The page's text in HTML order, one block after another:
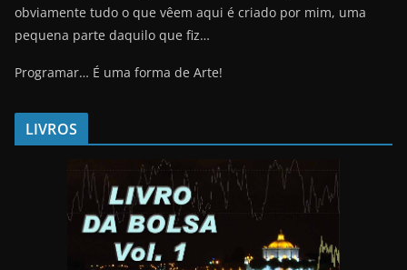
obviamente tudo o que vêem aqui é criado por mim, uma
pequena parte daquilo que fiz…
Programar… É uma forma de Arte!
LIVROS